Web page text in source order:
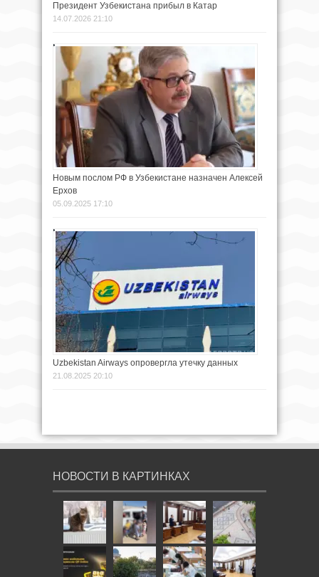
Президент Узбекистана прибыл в Катар
14.07.2026 21:10
Новым послом РФ в Узбекистане назначен Алексей
Ерхов
05.09.2025 17:10
Uzbekistan Airways опровергла утечку данных
21.08.2025 20:10
НОВОСТИ В КАРТИНКАХ